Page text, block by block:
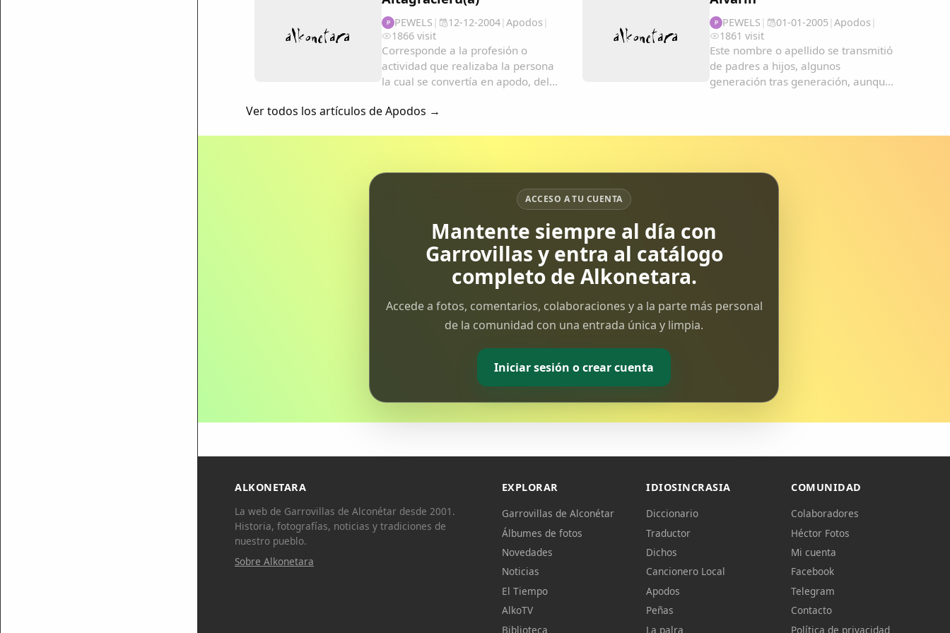
P PEWELS | 12-12-2004| Apodos |
1866 visit
Corresponde a la profesión o
actividad que realizaba la persona
la cual se convertía en apodo, del
hereditarios....
P PEWELS | 01-01-2005| Apodos |
1861 visit
Este nombre o apellido se transmitió
de padres a hijos, algunos
generación tras generación, aunque
Ver todos los artículos de Apodos →
ACCESO A TU CUENTA
Mantente siempre al día con
Garrovillas y entra al catálogo
completo de Alkonetara.
Accede a fotos, comentarios, colaboraciones y a la parte más personal
de la comunidad con una entrada única y limpia.
Iniciar sesión o crear cuenta
ALKONETARA
La web de Garrovillas de Alconétar desde 2001.
Historia, fotografías, noticias y tradiciones de
nuestro pueblo.
Sobre Alkonetara
EXPLORAR
Garrovillas de Alconétar
Álbumes de fotos
Novedades
Noticias
El Tiempo
AlkoTV
Biblioteca
IDIOSINCRASIA
Diccionario
Traductor
Dichos
Cancionero Local
Apodos
Peñas
La palra
COMUNIDAD
Colaboradores
Héctor Fotos
Mi cuenta
Facebook
Telegram
Contacto
Política de privacidad